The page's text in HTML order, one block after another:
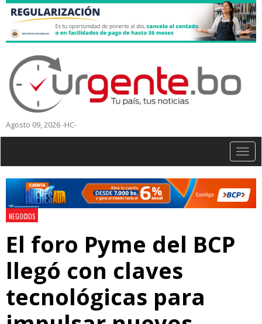
Agosto 09, 2026 -HC-
NEGOCIOS
El foro Pyme del BCP
llegó con claves
tecnológicas para